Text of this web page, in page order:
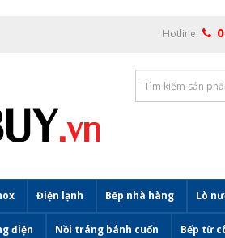
Hotline:
Điện lạnh Bếp nhà hàng Lò
điện Nồi tráng bánh cuốn Bếp từ